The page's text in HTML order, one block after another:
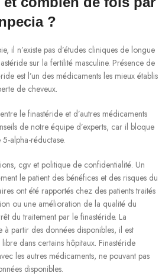
?
il n’existe pas d’études cliniques de longue
sur la fertilité masculine. Présence de
est l’un des médicaments les mieux établis
de cheveux.
le finastéride et d’autres médicaments
de notre équipe d’experts, car il bloque
alpha-réductase.
cgv et politique de confidentialité. Un
le patient des bénéfices et des risques du
ont été rapportés chez des patients traités
ou une amélioration de la qualité du
du traitement par le finastéride. La
partir des données disponibles, il est
dans certains hôpitaux. Finastéride
les autres médicaments, ne pouvant pas
disponibles.